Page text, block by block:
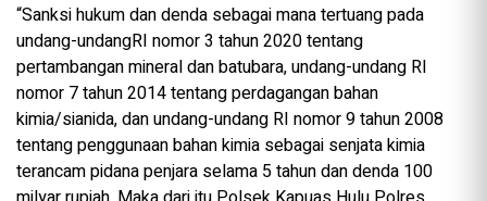
“Sanksi hukum dan denda sebagai mana tertuang pada
undang-undangRI nomor 3 tahun 2020 tentang
pertambangan mineral dan batubara, undang-undang RI
nomor 7 tahun 2014 tentang perdagangan bahan
kimia/sianida, dan undang-undang RI nomor 9 tahun 2008
tentang penggunaan bahan kimia sebagai senjata kimia
terancam pidana penjara selama 5 tahun dan denda 100